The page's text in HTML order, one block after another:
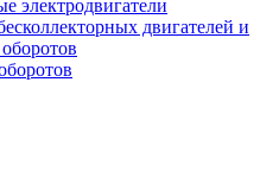
электродвигатели
двигателей и